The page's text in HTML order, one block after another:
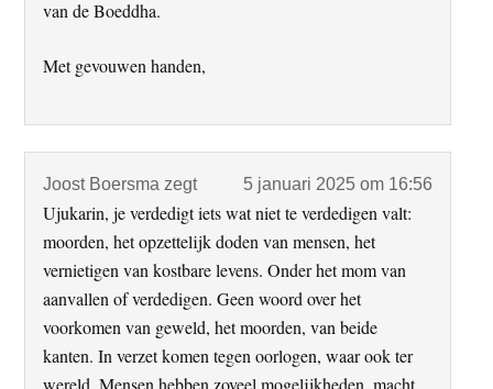
van de Boeddha.
Met gevouwen handen,
Joost Boersma zegt 5 januari 2025 om 16:56
Ujukarin, je verdedigt iets wat niet te verdedigen valt:
moorden, het opzettelijk doden van mensen, het
vernietigen van kostbare levens. Onder het mom van
aanvallen of verdedigen. Geen woord over het
voorkomen van geweld, het moorden, van beide
kanten. In verzet komen tegen oorlogen, waar ook ter
wereld. Mensen hebben zoveel mogelijkheden, macht,